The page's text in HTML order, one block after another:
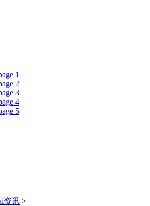
1
2
3
4
5
资讯 >